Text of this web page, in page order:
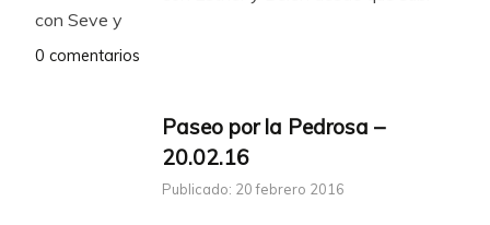
con Seve y
0 comentarios
Paseo por la Pedrosa –
20.02.16
Publicado: 20 febrero 2016